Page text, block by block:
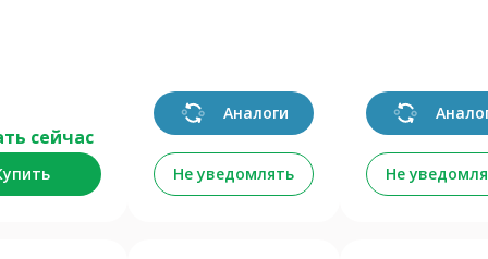
сейчас
Аналоги
Не уведомлять Не